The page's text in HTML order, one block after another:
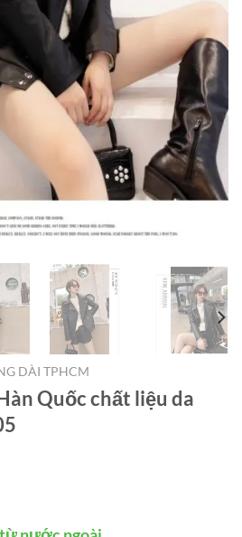
DÀI TPHCM
Quốc chất liệu da